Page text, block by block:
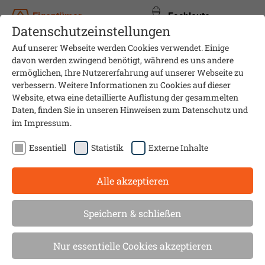
Eigentümer Fachleute
Informationsveranstaltung
Neuerungen für
Photovoltaikanlagen
Datenschutzeinstellungen
Auf unserer Webseite werden Cookies verwendet. Einige
davon werden zwingend benötigt, während es uns andere
ermöglichen, Ihre Nutzererfahrung auf unserer Webseite zu
verbessern. Weitere Informationen zu Cookies auf dieser
Website, etwa eine detaillierte Auflistung der gesammelten
Daten, finden Sie in unseren Hinweisen zum Datenschutzund
im Impressum.
Essentiell Statistik Externe Inhalte
Alle akzeptieren
Speichern & schließen
Nur essentielle Cookies akzeptieren